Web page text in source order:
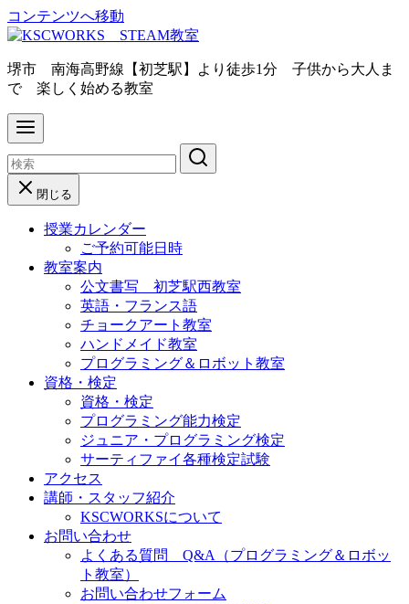
コンテンツへ移動
堺市 南海高野線【初芝駅】より徒歩1分 子供から大人ま
で 楽しく始める教室
閉じる
授業カレンダー
ご予約可能日時
教室案内
公文書写 初芝駅西教室
英語・フランス語
チョークアート教室
ハンドメイド教室
プログラミング＆ロボット教室
資格・検定
資格・検定
プログラミング能力検定
ジュニア・プログラミング検定
サーティファイ各種検定試験
アクセス
講師・スタッフ紹介
KSCWORKSについて
お問い合わせ
よくある質問 Q&A（プログラミング＆ロボッ
ト教室）
お問い合わせフォーム